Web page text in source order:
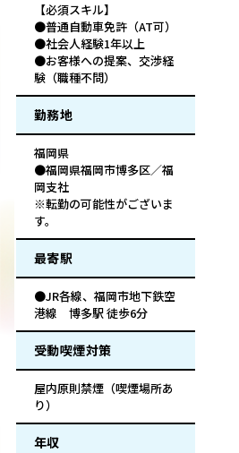
【必須スキル】
●普通自動車免許（AT可）
●社会人経験1年以上
●お客様への提案、交渉経
験（職種不問）
勤務地
福岡県
●福岡県福岡市博多区／福
岡支社
※転勤の可能性がございま
す。
最寄駅
●JR各線、福岡市地下鉄空
港線 博多駅 徒歩6分
受動喫煙対策
屋内原則禁煙（喫煙場所あ
り）
年収